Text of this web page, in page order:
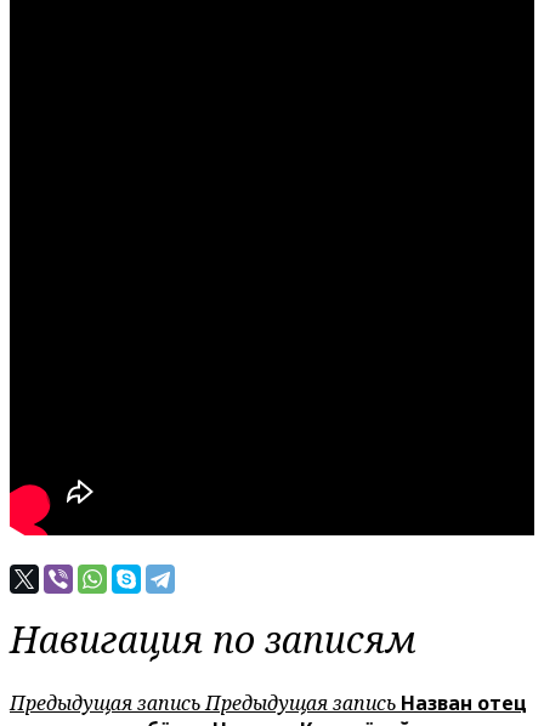
Навигация по записям
Предыдущая записьПредыдущая запись Назван отец